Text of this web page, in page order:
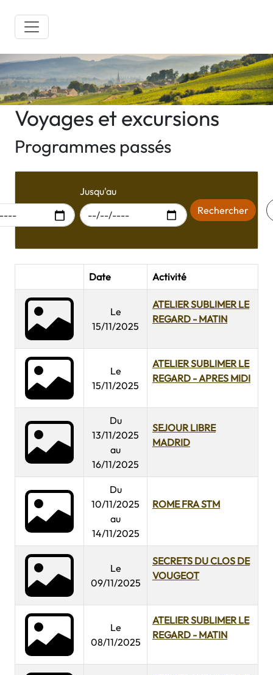
Voyages et excursions
Programmes passés
Jusqu'au
Rechercher
Date Activité
Le
15/11/2025
ATELIER SUBLIMER LE
REGARD - MATIN
Le
15/11/2025
ATELIER SUBLIMER LE
REGARD - APRES MIDI
Du
13/11/2025
au
16/11/2025
SEJOUR LIBRE
MADRID
Du
10/11/2025
au
14/11/2025
ROME FRA STM
Le
09/11/2025
SECRETS DU CLOS DE
VOUGEOT
Le
08/11/2025
ATELIER SUBLIMER LE
REGARD - MATIN